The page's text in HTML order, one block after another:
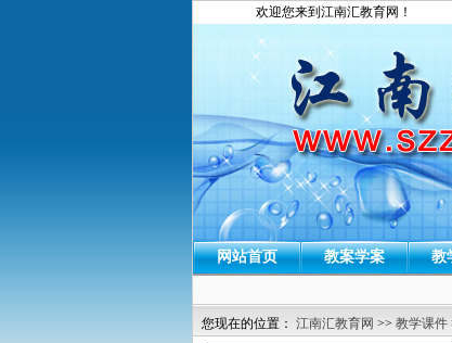
欢迎您来到江南汇教育网！
网站首页 教案学案 教
您现在的位置： 江南汇教育网 >> 教学课件